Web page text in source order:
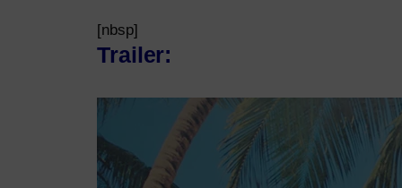
[nbsp]
Trailer: